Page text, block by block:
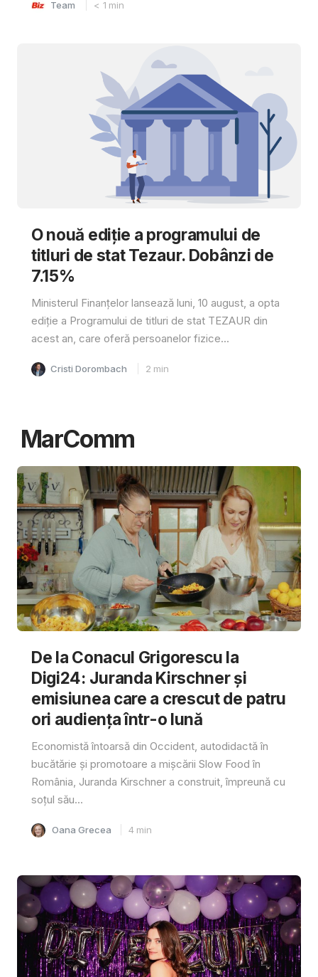
Team < 1 min
O nouă ediție a programului de
titluri de stat Tezaur. Dobânzi de
7.15%
Ministerul Finanțelor lansează luni, 10 august, a opta
ediție a Programului de titluri de stat TEZAUR din
acest an, care oferă persoanelor fizice...
Cristi Dorombach 2 min
MarComm
De la Conacul Grigorescu la
Digi24: Juranda Kirschner și
emisiunea care a crescut de patru
ori audiența într-o lună
Economistă întoarsă din Occident, autodidactă în
bucătărie și promotoare a mișcării Slow Food în
România, Juranda Kirschner a construit, împreună cu
soțul său...
Oana Grecea 4 min